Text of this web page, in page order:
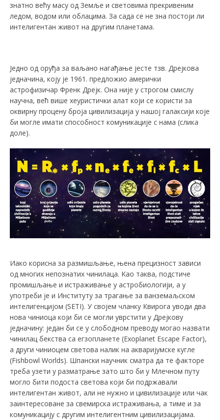
знатно већу масу од Земље и световима прекривеним
ледом, водом или облацима. За сада се не зна постоји ли
интелигентан живот на другим планетама.
Једно од оруђа за ваљано нагађање јесте тзв. Дрејкова
једначина, коју је 1961. предложио амерички
астрофизичар Фрeнк Дрејк. Она није у строгом смислу
научна, већ више хеуристички алат који се користи за
оквирну процену броја цивилизација у нашој галаксији које
би могле имати способност комуникације с нама (слика
доле).
Иако корисна за размишљање, њена прецизност зависи
од многих непознатих чинилаца. Kао таква, подстиче
промишљање и истраживање у астробиологији, а у
употреби је и Институту за трагање за ванземаљском
интелигенцијом (SETI). У својем чланку Квирога уводи два
нова чиниоца који би се могли уврстити у Дрејкову
једначину: један би се у слободном преводу могао назвати
чинилац бекства са егзопланете (Exoplanet Escape Factor),
а други чиниоцем светова налик на акваријумске кугле
(Fishbowl Worlds). Шпански научник сматра да те факторе
треба узети у разматрање зато што би у Млечном путу
могло бити подоста светова који би подржавали
интелигентан живот, али не нужно и цивилизације или чак
заинтересоване за свемирска истраживања, а тиме и за
комуникацију с другим интелигентним цивилизацијама.